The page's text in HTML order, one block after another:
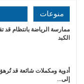
منوعات
ممارسة الرياضة بانتظام
الكبد
أدوية ومكملات شائعة قد
إلى…